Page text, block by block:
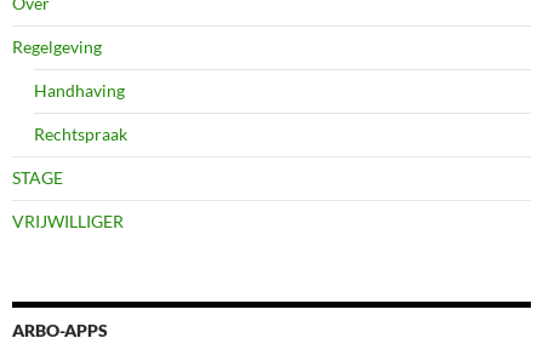
Regelgeving
Handhaving
Rechtspraak
STAGE
VRIJWILLIGER
ARBO-APPS